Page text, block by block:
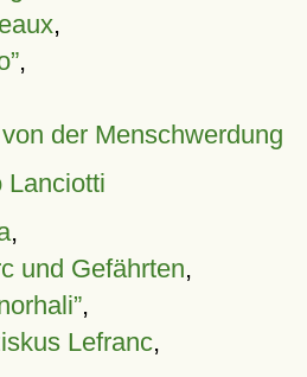
,
,
der Menschwerdung
Lanciotti
,
und Gefährten,
,
Lefranc,